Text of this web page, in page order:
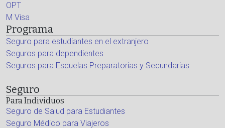
OPT
M Visa
Programa
Seguro para estudiantes en el extranjero
Seguros para dependientes
Seguros para Escuelas Preparatorias y Secundarias
Seguro
Para Individuos
Seguro de Salud para Estudiantes
Seguro Médico para Viajeros